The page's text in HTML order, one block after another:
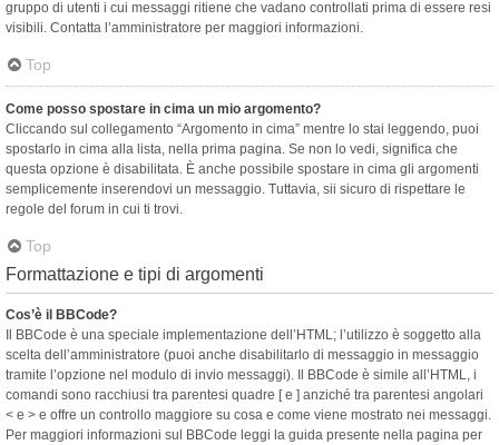
gruppo di utenti i cui messaggi ritiene che vadano controllati prima di essere resi
visibili. Contatta l’amministratore per maggiori informazioni.
Top
Come posso spostare in cima un mio argomento?
Cliccando sul collegamento “Argomento in cima” mentre lo stai leggendo, puoi
spostarlo in cima alla lista, nella prima pagina. Se non lo vedi, significa che
questa opzione è disabilitata. È anche possibile spostare in cima gli argomenti
semplicemente inserendovi un messaggio. Tuttavia, sii sicuro di rispettare le
regole del forum in cui ti trovi.
Top
Formattazione e tipi di argomenti
Cos’è il BBCode?
Il BBCode è una speciale implementazione dell’HTML; l’utilizzo è soggetto alla
scelta dell’amministratore (puoi anche disabilitarlo di messaggio in messaggio
tramite l’opzione nel modulo di invio messaggi). Il BBCode è simile all’HTML, i
comandi sono racchiusi tra parentesi quadre [ e ] anziché tra parentesi angolari
< e > e offre un controllo maggiore su cosa e come viene mostrato nei messaggi.
Per maggiori informazioni sul BBCode leggi la guida presente nella pagina per